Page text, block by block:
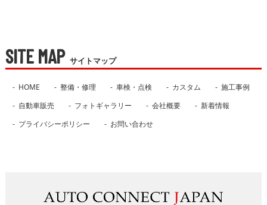
SITE MAP サイトマップ
HOME 整備・修理 車検・点検 カスタム
施工事例
自動車販売
フォトギャラリー 会社概要
新着情報
プライバシーポリシー
お問い合わせ